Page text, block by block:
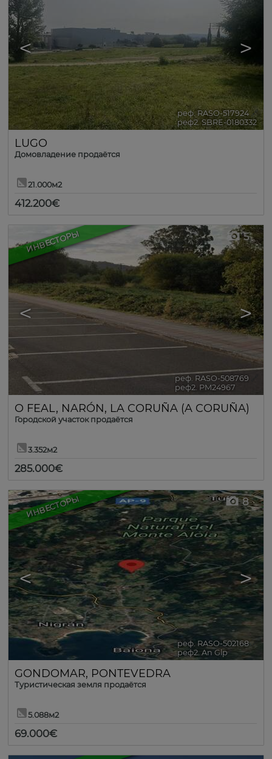
< >
реф. RASO-517924 🔗
реф2. SBRE-0180332
LUGO
Домовладение продаётся
21.000м2
412.200€
ИНВЕСТОРЫ
< >
5
реф. RASO-508769
реф2. PM24967
O FEAL , NARÓN, LA CORUÑA (A CORUÑA)
Городской участок продаётся
3.352м2
285.000€
ИНВЕСТОРЫ
< >
8
реф. RASO-502168 🔗
реф2. An Glp
GONDOMAR, PONTEVEDRA
Туристическая земля продаётся
5.088м2
69.000€